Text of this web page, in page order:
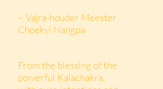
~ Vajra-houder Meester
Choekyi Nangpa
From the blessing of the
powerful Kalachakra,